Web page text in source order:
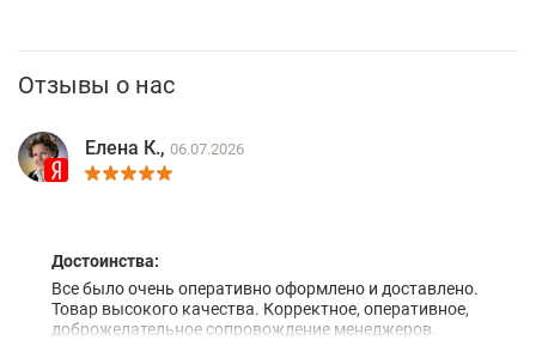
Отзывы о нас
Елена К., 06.07.2026
Достоинства:
Все было очень оперативно оформлено и доставлено.
Товар высокого качества. Корректное, оперативное,
доброжелательное сопровождение менеджеров.